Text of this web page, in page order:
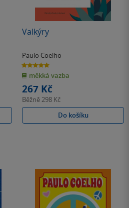
Valkýry
Paulo Coelho
5.0
z
5
hvězdiček
měkká vazba
267 Kč
Běžně 298 Kč
Do košíku